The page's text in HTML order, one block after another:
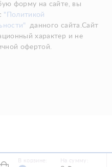
форму на сайте, вы
"Политикой
данного сайта.Сайт
характер и не
офертой.
В корзине: На сумму: